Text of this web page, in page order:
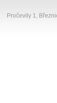
Pročevily 1,